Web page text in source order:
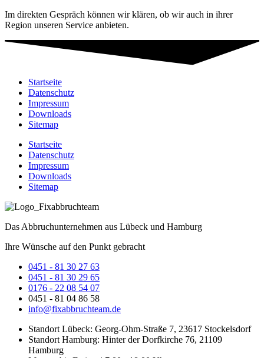
Im direkten Gespräch können wir klären, ob wir auch in ihrer
Region unseren Service anbieten.
Startseite
Datenschutz
Impressum
Downloads
Sitemap
Startseite
Datenschutz
Impressum
Downloads
Sitemap
Das Abbruchunternehmen aus Lübeck und Hamburg
Ihre Wünsche auf den Punkt gebracht
0451 - 81 30 27 63
0451 - 81 30 29 65
0176 - 22 08 54 07
0451 - 81 04 86 58
info@fixabbruchteam.de
Standort Lübeck: Georg-Ohm-Straße 7, 23617 Stockelsdorf
Standort Hamburg: Hinter der Dorfkirche 76, 21109
Hamburg